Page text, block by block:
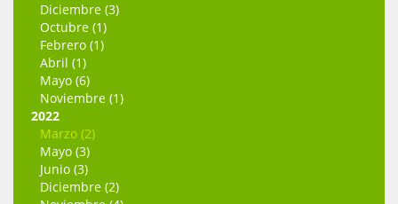
Diciembre (3)
Octubre (1)
Febrero (1)
Abril (1)
Mayo (6)
Noviembre (1)
2022
Marzo (2)
Mayo (3)
Junio (3)
Diciembre (2)